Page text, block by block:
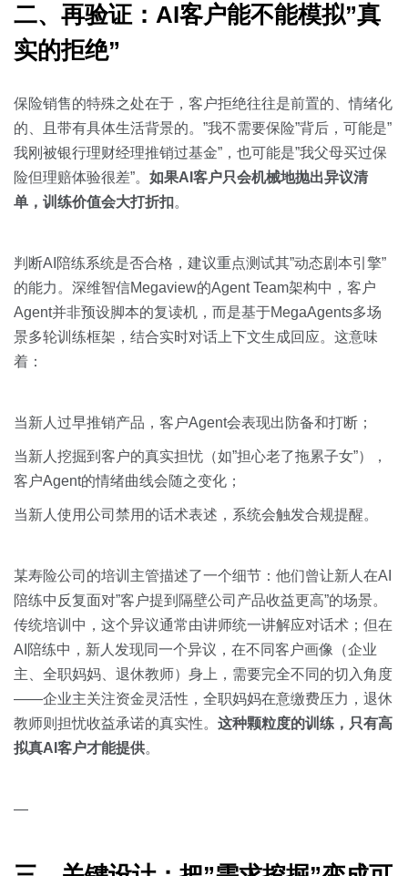
二、再验证：AI客户能不能模拟”真
实的拒绝”
保险销售的特殊之处在于，客户拒绝往往是前置的、情绪化
的、且带有具体生活背景的。”我不需要保险”背后，可能是”
我刚被银行理财经理推销过基金”，也可能是”我父母买过保
险但理赔体验很差”。 如果AI客户只会机械地抛出异议清
单，训练价值会大打折扣。
判断AI陪练系统是否合格，建议重点测试其”动态剧本引擎”
的能力。深维智信Megaview的Agent Team架构中，客户
Agent并非预设脚本的复读机，而是基于MegaAgents多场
景多轮训练框架，结合实时对话上下文生成回应。这意味
着：
当新人过早推销产品，客户Agent会表现出防备和打断；
当新人挖掘到客户的真实担忧（如”担心老了拖累子女”），
客户Agent的情绪曲线会随之变化；
当新人使用公司禁用的话术表述，系统会触发合规提醒。
某寿险公司的培训主管描述了一个细节：他们曾让新人在AI
陪练中反复面对”客户提到隔壁公司产品收益更高”的场景。
传统培训中，这个异议通常由讲师统一讲解应对话术；但在
AI陪练中，新人发现同一个异议，在不同客户画像（企业
主、全职妈妈、退休教师）身上，需要完全不同的切入角度
——企业主关注资金灵活性，全职妈妈在意缴费压力，退休
教师则担忧收益承诺的真实性。 这种颗粒度的训练，只有高
拟真AI客户才能提供。
—